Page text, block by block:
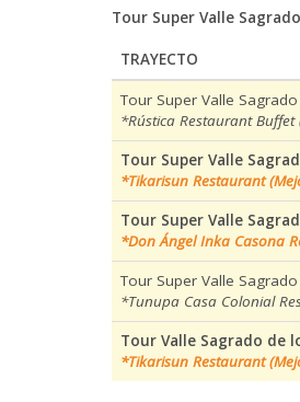
Tour Super Valle
TRAYECTO
Tour Super Valle
*Rústica Restaurant Buffet
Tour Super Valle
*Tikarisun Restaurant
Tour Super Valle
*Don Ángel Inka Casona
Tour Super Valle
*Tunupa Casa Colonial
Tour Valle Sagrado de
*Tikarisun Restaurant